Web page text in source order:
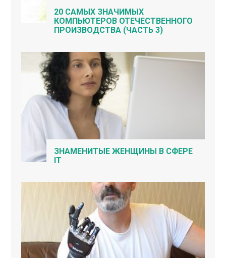
20 САМЫХ ЗНАЧИМЫХ
КОМПЬЮТЕРОВ ОТЕЧЕСТВЕННОГО
ПРОИЗВОДСТВА (ЧАСТЬ 3)
ЗНАМЕНИТЫЕ ЖЕНЩИНЫ В СФЕРЕ
IT